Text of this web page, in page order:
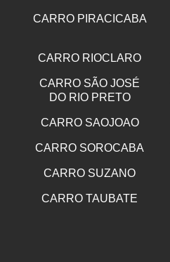
CARRO PIRACICABA
CARRO RIOCLARO
CARRO SÃO JOSÉ
DO RIO PRETO
CARRO SAOJOAO
CARRO SOROCABA
CARRO SUZANO
CARRO TAUBATE